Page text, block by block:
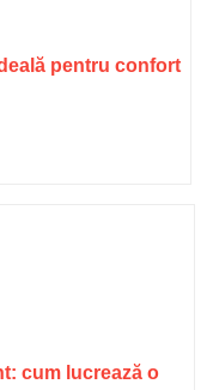
pentru confort
cum lucrează o